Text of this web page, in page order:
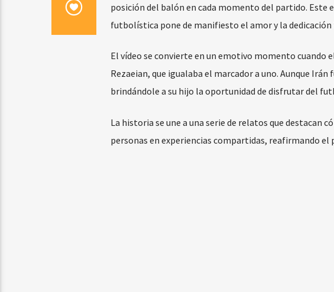
posición del balón en cada momento del partido. Este
futbolística pone de manifiesto el amor y la
El vídeo se convierte en un emotivo momento
Rezaeian, que igualaba el marcador a uno. Aunque
brindándole a su hijo la oportunidad de disfrutar del
La historia se une a una serie de relatos que destacan
personas en experiencias compartidas, reafirmando